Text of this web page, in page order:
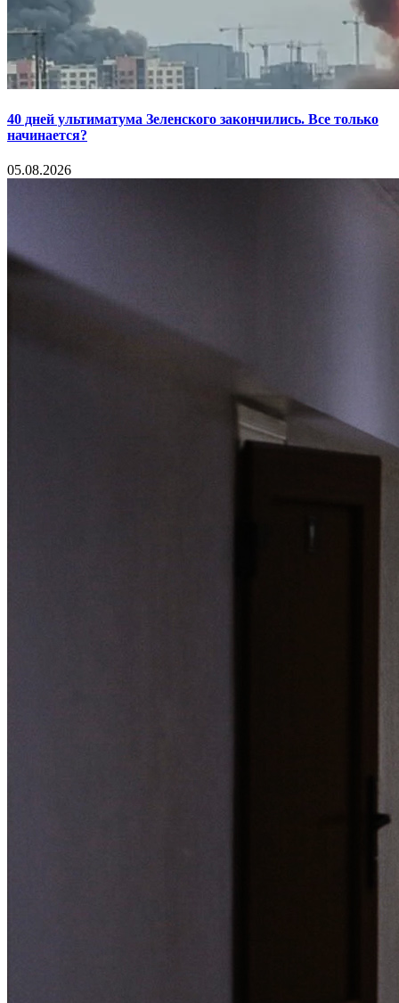
40 дней ультиматума Зеленского закончились. Все только
начинается?
05.08.2026